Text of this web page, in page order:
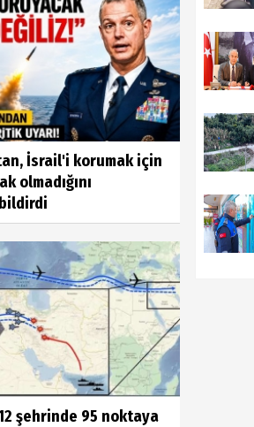
İsrail'i korumak için
olmadığını
şehrinde 95 noktaya